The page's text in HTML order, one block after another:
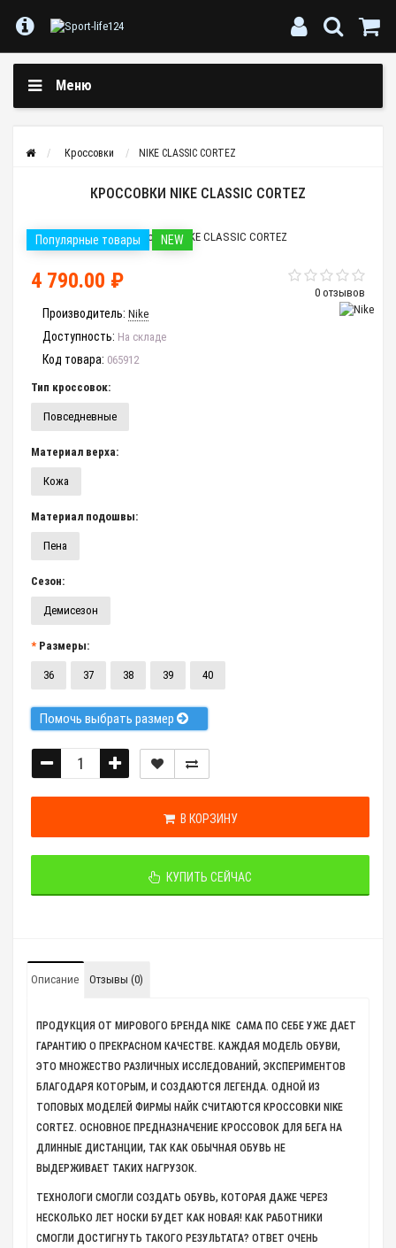
Меню
Кроссовки NIKE CLASSIC CORTEZ
КРОССОВКИ NIKE CLASSIC CORTEZ
Популярные товары NEW
0 отзывов
4 790.00 ₽
Производитель: Nike
Доступность: На складе
Код товара: 065912
Тип кроссовок:
Повседневные
Материал верха:
Кожа
Материал подошвы:
Пена
Сезон:
Демисезон
Размеры:
36 37 38 39 40
Помочь выбрать размер
В КОРЗИНУ
КУПИТЬ СЕЙЧАС
Описание Отзывы (0)
ПРОДУКЦИЯ ОТ МИРОВОГО БРЕНДА NIKE САМА ПО СЕБЕ УЖЕ ДАЕТ
ГАРАНТИЮ О ПРЕКРАСНОМ КАЧЕСТВЕ. КАЖДАЯ МОДЕЛЬ ОБУВИ,
ЭТО МНОЖЕСТВО РАЗЛИЧНЫХ ИССЛЕДОВАНИЙ, ЭКСПЕРИМЕНТОВ
БЛАГОДАРЯ КОТОРЫМ, И СОЗДАЮТСЯ ЛЕГЕНДА. ОДНОЙ ИЗ
ТОПОВЫХ МОДЕЛЕЙ ФИРМЫ НАЙК СЧИТАЮТСЯ КРОССОВКИ NIKE
CORTEZ. ОСНОВНОЕ ПРЕДНАЗНАЧЕНИЕ КРОССОВОК ДЛЯ БЕГА НА
ДЛИННЫЕ ДИСТАНЦИИ, ТАК КАК ОБЫЧНАЯ ОБУВЬ НЕ
ВЫДЕРЖИВАЕТ ТАКИХ НАГРУЗОК.
ТЕХНОЛОГИ СМОГЛИ СОЗДАТЬ ОБУВЬ, КОТОРАЯ ДАЖЕ ЧЕРЕЗ
НЕСКОЛЬКО ЛЕТ НОСКИ БУДЕТ КАК НОВАЯ! КАК РАБОТНИКИ
СМОГЛИ ДОСТИГНУТЬ ТАКОГО РЕЗУЛЬТАТА? ОТВЕТ ОЧЕНЬ